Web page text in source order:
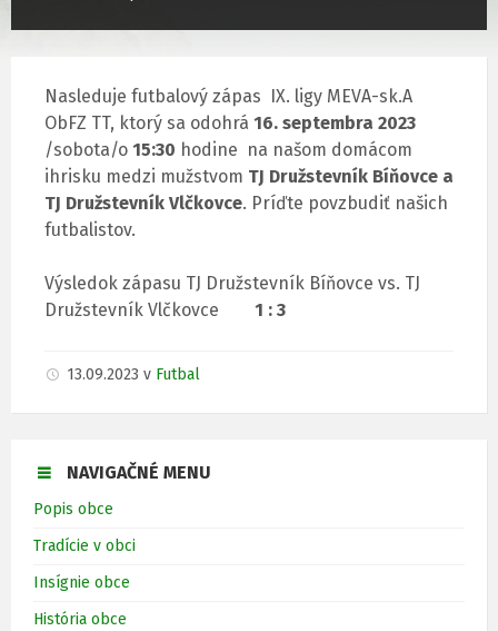
Nasleduje futbalový zápas IX. ligy MEVA-sk.A
ObFZ TT, ktorý sa odohrá 16. septembra 2023
/sobota/o 15:30 hodine na našom domácom
ihrisku medzi mužstvom TJ Družstevník Bíňovce a
TJ Družstevník Vlčkovce. Príďte povzbudiť našich
futbalistov.
Výsledok zápasu TJ Družstevník Bíňovce vs. TJ
Družstevník Vlčkovce
1 : 3
13.09.2023 v Futbal
NAVIGAČNÉ MENU
Popis obce
Tradície v obci
Insígnie obce
História obce